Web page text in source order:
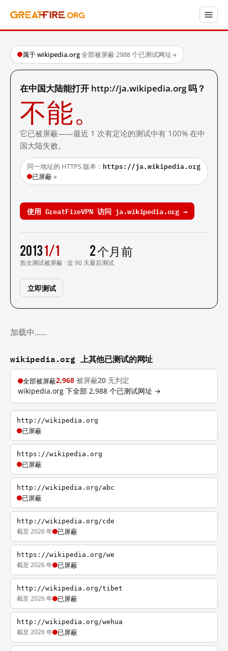
属于 wikipedia.org·全部被屏蔽·2988 个已测试网址→
在中国大陆能打开 http://ja.wikipedia.org 吗？
不能。
它已被屏蔽——最近 1 次有定论的测试中有 100% 在中
国大陆失败。
同一地址的 HTTPS 版本： https://ja.wikipedia.org
已屏蔽→
使用 GreatFireVPN 访问 ja.wikipedia.org →
2013
首次测试
1/1
被屏蔽 · 近 90 天
2 个月前
最后测试
立即测试
加载中……
wikipedia.org 上其他已测试的网址
全部被屏蔽2,968 被屏蔽20 无判定
wikipedia.org 下全部 2,988 个已测试网址 →
http://wikipedia.org
已屏蔽
https://wikipedia.org
已屏蔽
http://wikipedia.org/abc
已屏蔽
http://wikipedia.org/cde
截至 2026 年 已屏蔽
https://wikipedia.org/we
截至 2026 年 已屏蔽
http://wikipedia.org/tibet
截至 2026 年 已屏蔽
http://wikipedia.org/wehua
截至 2026 年 已屏蔽